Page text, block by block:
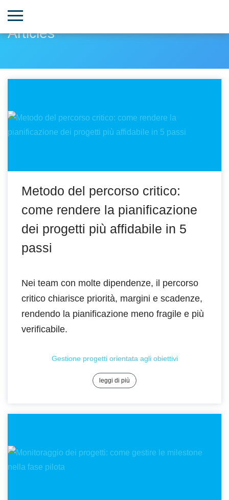
Articles
Metodo del percorso critico:
come rendere la pianificazione
dei progetti più affidabile in 5
passi
Nei team con molte dipendenze, il percorso
critico chiarisce priorità, margini e scadenze,
rendendo la pianificazione meno fragile e più
verificabile.
leggi di più
Gestione progetti orientata agli obiettivi